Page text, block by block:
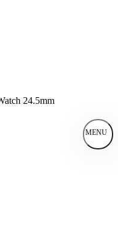
24.5mm
MENU